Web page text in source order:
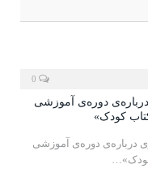
دوره‌ی آموزشی
کودک»
درباره‌ی دوره‌‌ی آموزشی